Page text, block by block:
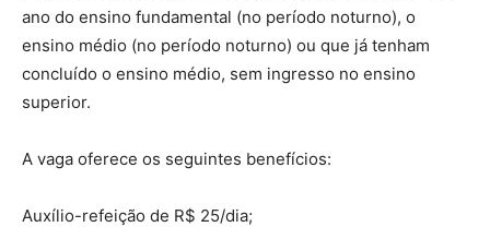
ano do ensino fundamental (no período noturno), o
ensino médio (no período noturno) ou que já tenham
concluído o ensino médio, sem ingresso no ensino
superior.
A vaga oferece os seguintes benefícios:
Auxílio-refeição de R$ 25/dia;